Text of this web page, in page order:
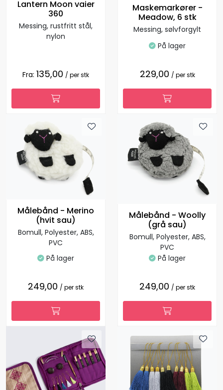
Lantern Moon vaier
360
Messing, rustfritt stål,
nylon
Fra: 135,00 / per stk
Maskemarkører -
Meadow, 6 stk
Messing, sølvforgylt
På lager
229,00 / per stk
Målebånd - Merino
(hvit sau)
Bomull, Polyester, ABS,
PVC
På lager
249,00 / per stk
Målebånd - Woolly
(grå sau)
Bomull, Polyester, ABS,
PVC
På lager
249,00 / per stk